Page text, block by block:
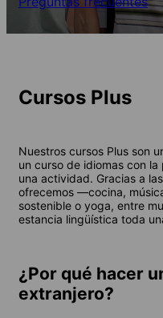
Cursos Plus
Nuestros cursos Plus son
un curso de idiomas con
una actividad. Gracias a
ofrecemos —cocina,
sostenible o yoga, entre
estancia lingüística toda
¿Por qué hacer
extranjero?